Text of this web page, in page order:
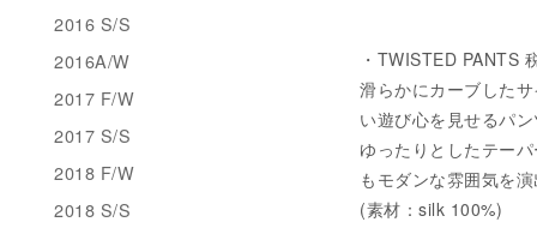
・TWISTED
滑らかにカーブした
い遊び心を見せるパ
ゆったりとしたテー
もモダンな雰囲気を
(素材：silk 100%)
2016 S/S
2016A/W
2017 F/W
2017 S/S
2018 F/W
2018 S/S